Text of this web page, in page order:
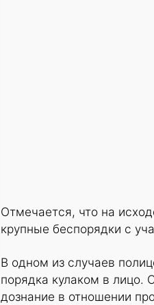
Отмечается, что на
крупные беспорядки с
В одном из случаев
порядка кулаком в лицо.
дознание в отношении